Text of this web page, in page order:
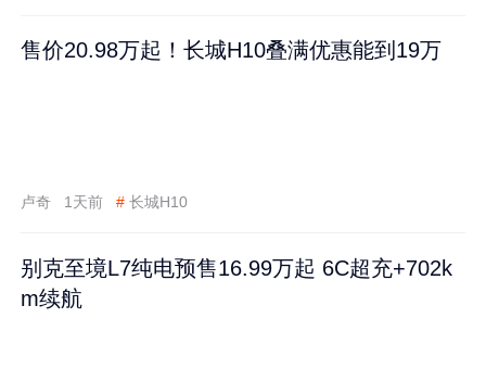
售价20.98万起！长城H10叠满优惠能到19万
卢奇 1天前 # 长城H10
别克至境L7纯电预售16.99万起 6C超充+702k
m续航